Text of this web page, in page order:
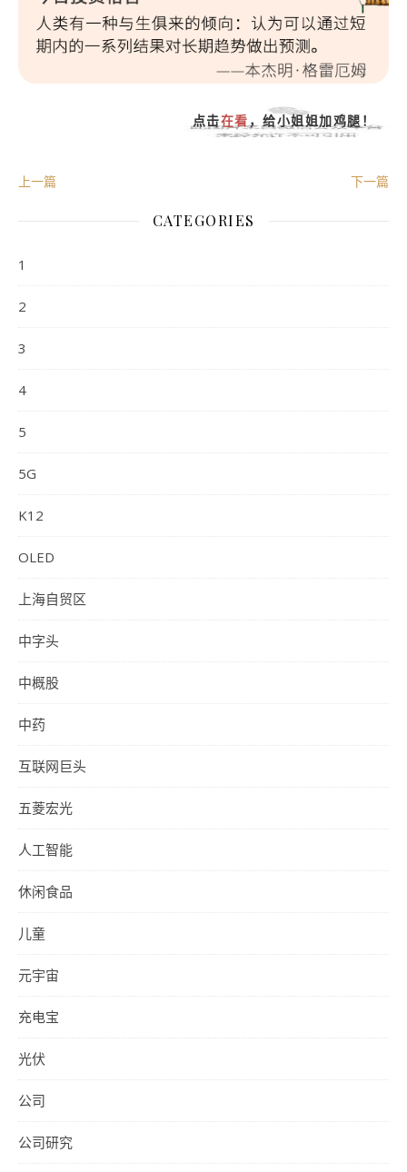
点击在看 ，给小姐姐加鸡腿！
上一篇 下一篇
CATEGORIES
1
2
3
4
5
5G
K12
OLED
上海自贸区
中字头
中概股
中药
互联网巨头
五菱宏光
人工智能
休闲食品
儿童
元宇宙
充电宝
光伏
公司
公司研究